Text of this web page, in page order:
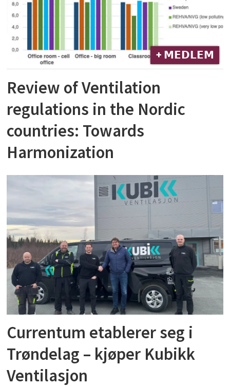
+ 𝗠𝗘𝗗𝗟𝗘𝗠
Review of Ventilation
regulations in the Nordic
countries: Towards
Harmonization
Currentum etablerer seg i
Trøndelag – kjøper Kubikk
Ventilasjon